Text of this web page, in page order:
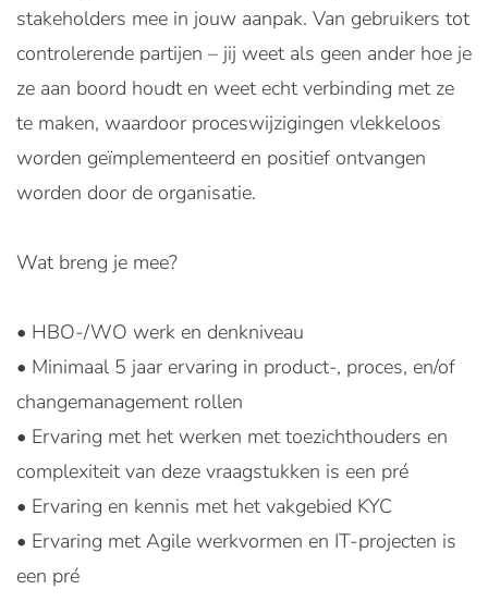
stakeholders mee in jouw aanpak. Van gebruikers tot
controlerende partijen – jij weet als geen ander hoe je
ze aan boord houdt en weet echt verbinding met ze
te maken, waardoor proceswijzigingen vlekkeloos
worden geïmplementeerd en positief ontvangen
worden door de organisatie.
Wat breng je mee?
• HBO-/WO werk en denkniveau
• Minimaal 5 jaar ervaring in product-, proces, en/of
changemanagement rollen
• Ervaring met het werken met toezichthouders en
complexiteit van deze vraagstukken is een pré
• Ervaring en kennis met het vakgebied KYC
• Ervaring met Agile werkvormen en IT-projecten is
een pré